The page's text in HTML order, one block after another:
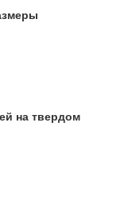
на твердом